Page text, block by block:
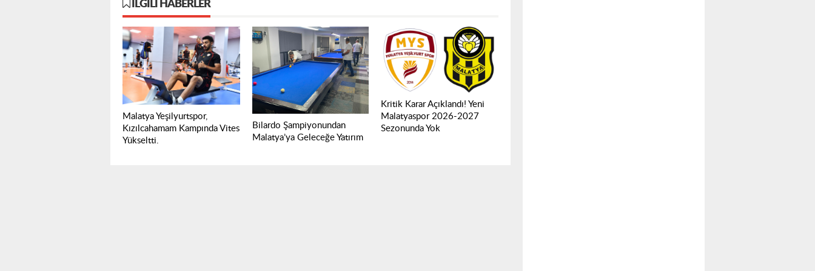
İLGILI HABERLER
Malatya Yeşilyurtspor,
Kızılcahamam Kampında Vites
Yükseltti.
Bilardo Şampiyonundan
Malatya’ya Geleceğe Yatırım
Kritik Karar Açıklandı! Yeni
Malatyaspor 2026-2027
Sezonunda Yok